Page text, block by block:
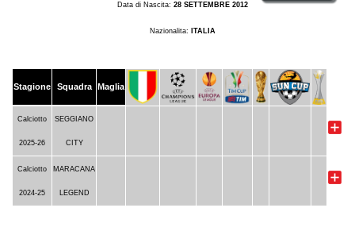
Data di Nascita: 28 SETTEMBRE 2012
Nazionalita: ITALIA
Stagione Squadra Maglia
Calciotto
2025-26
SEGGIANO
CITY
Calciotto
2024-25
MARACANA
LEGEND